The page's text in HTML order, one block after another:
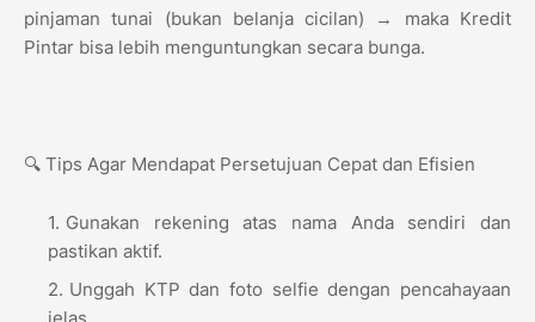
pinjaman tunai (bukan belanja cicilan) → maka Kredit
Pintar bisa lebih menguntungkan secara bunga.
🔍 Tips Agar Mendapat Persetujuan Cepat dan Efisien
Gunakan rekening atas nama Anda sendiri dan
pastikan aktif.
Unggah KTP dan foto selfie dengan pencahayaan